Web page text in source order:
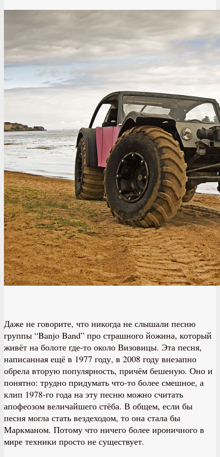
Даже не говорите, что никогда не слышали песню
группы “Banjo Band” про страшного йожина, который
живёт на болоте где-то около Визовицы. Эта песня,
написанная ещё в 1977 году, в 2008 году внезапно
обрела вторую популярность, причём бешеную. Оно и
понятно: трудно придумать что-то более смешное, а
клип 1978-го года на эту песню можно считать
апофеозом величайшего стёба. В общем, если бы
песня могла стать вездеходом, то она стала бы
Маркманом. Потому что ничего более ироничного в
мире техники просто не существует.